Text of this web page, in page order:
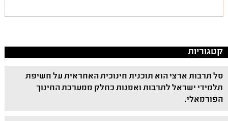
קטגוריות
סל תרבות ארצי הוא תוכנית חינוכית האחראית על חשיפת
תלמידי ישראל לתרבות ואמנות כחלק ממערכת החינוך
הפורמאלי.